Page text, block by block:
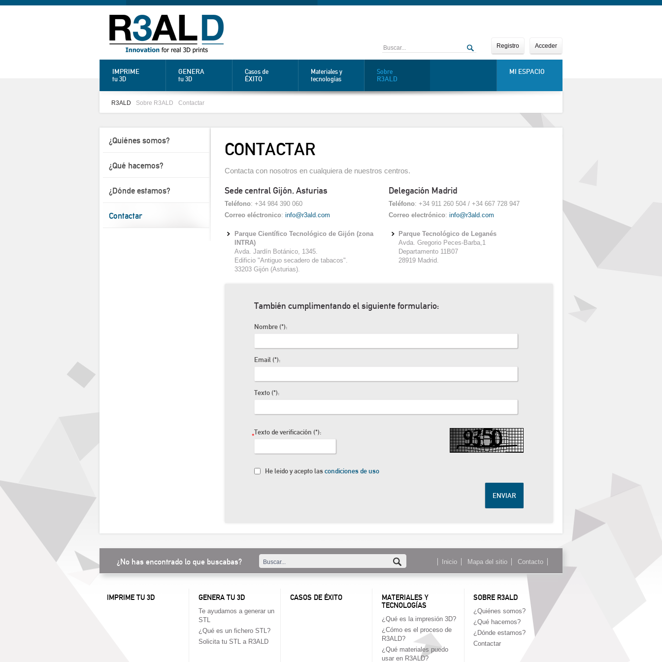
Acceder
Registro
IMPRIME
tu 3D
GENERA
tu 3D
Casos de
ÉXITO
Materiales y
tecnologías
Sobre
R3ALD
MI ESPACIO
R3ALD Sobre R3ALD Contactar
¿Quiénes somos?
¿Qué hacemos?
¿Dónde estamos?
Contactar
CONTACTAR
Contacta con nosotros en cualquiera de nuestros centros.
Sede central Gijón, Asturias
Teléfono: +34 984 390 060
Correo eléctronico: info@r3ald.com
Parque Científico Tecnológico de Gijón (zona
INTRA)
Avda. Jardín Botánico, 1345.
Edificio "Antiguo secadero de tabacos".
33203 Gijón (Asturias).
Delegación Madrid
Teléfono: +34 911 260 504 / +34 667 728 947
Correo electrónico:info@r3ald.com
Parque Tecnológico de Leganés
Avda. Gregorio Peces-Barba,1
Departamento 11B07
28919 Madrid.
También cumplimentando el siguiente formulario:
Nombre (*):
Email (*):
Texto (*):
Texto de verificación (*):
He leido y acepto lascondiciones de uso
¿No has encontrado lo que buscabas? Inicio Mapa del sitio Contacto
IMPRIME TU 3D GENERA TU 3D
Te ayudamos a generar un
STL
¿Qué es un fichero STL?
Solicita tu STL a R3ALD
CASOS DE ÉXITO
MATERIALES Y
TECNOLOGÍAS
¿Qué es la impresión 3D?
¿Cómo es el proceso de
R3ALD?
¿Qué materiales puedo
usar en R3ALD?
SOBRE R3ALD
¿Quiénes somos?
¿Qué hacemos?
¿Dónde estamos?
Contactar